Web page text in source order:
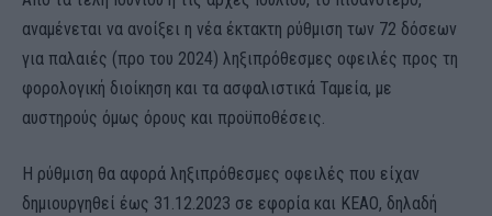
αναμένεται να ανοίξει η νέα έκτακτη ρύθμιση των 72 δόσεων
για παλαιές (προ του 2024) ληξιπρόθεσμες οφειλές προς τη
φορολογική διοίκηση και τα ασφαλιστικά Ταμεία, με
αυστηρούς όμως όρους και προϋποθέσεις.
Η ρύθμιση θα αφορά ληξιπρόθεσμες οφειλές που είχαν
δημιουργηθεί έως 31.12.2023 σε εφορία και ΚΕΑΟ, δηλαδή